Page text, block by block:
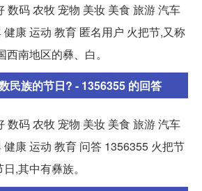
数码 农牧 宠物 美妆 美食 旅游 汽车
康 运动 教育 匿名用户 火把节,又称
南地区的彝、白。
民族的节日? - 1356355 的回答
数码 农牧 宠物 美妆 美食 旅游 汽车
康 运动 教育 问答 1356355 火把节
,其中有彝族。